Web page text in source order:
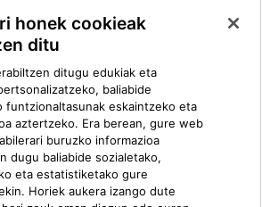
Youtube
Ivoox
Barneko Informazio Sistema
honek cookieak
ditu
ditugu edukiak eta
baliabide
funtzionaltasunak eskaintzeko eta
aztertzeko. Era berean, gure web
buruzko informazioa
dugu baliabide sozialetako,
eta estatistiketako gure
Horiek aukera izango dute